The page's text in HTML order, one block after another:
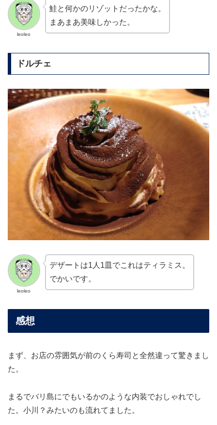
leoleo
鮭と何かのリゾットだったかな。
まあまあ美味しかった。
ドルチェ
leoleo
デザートは1人1皿でこれはティラミス。
でかいです。
感想
まず、お店の雰囲気が前のくら寿司と全然違って驚きまし
た。
まるでバリ島にでもいるかのような内装でおしゃれでし
た。小川？みたいのも流れてました。